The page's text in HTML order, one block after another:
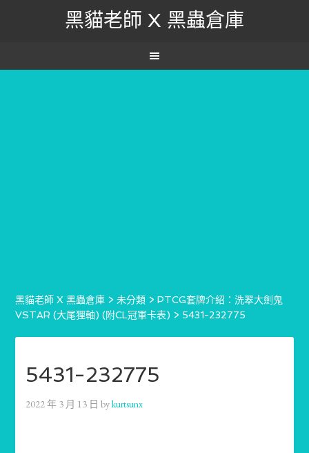
黑貓老師 X 黑蟲倉庫
黑貓老師 X 黑蟲倉庫 >未分類 >PTCG套牌介紹：洗翠大劍鬼
VSTAR (大尾狸軸) (附CL冠軍卡表) > 5431-232775
5431-232775
2022 年 3 月 13 日 bykurtsunx